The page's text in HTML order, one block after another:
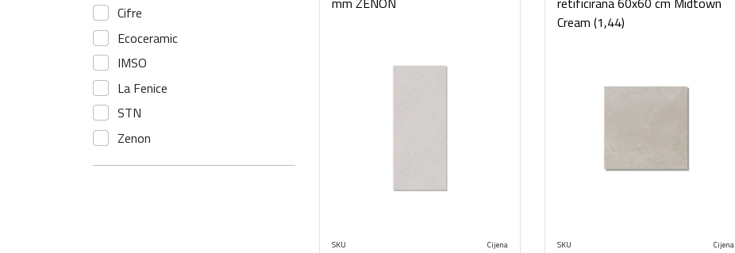
Cifre
Ecoceramic
IMSO
La Fenice
STN
Zenon
SKU
Cijena
Cream (1,44)
SKU
Cijena